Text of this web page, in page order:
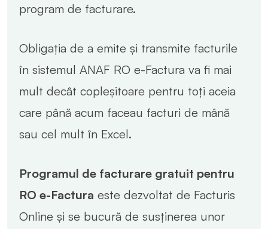
program de facturare.
Obligația de a emite și transmite facturile
în sistemul ANAF RO e-Factura va fi mai
mult decât copleșitoare pentru toți aceia
care până acum faceau facturi de mână
sau cel mult în Excel.
Programul de facturare gratuit pentru
RO e-Factura este dezvoltat de Facturis
Online și se bucură de susținerea unor